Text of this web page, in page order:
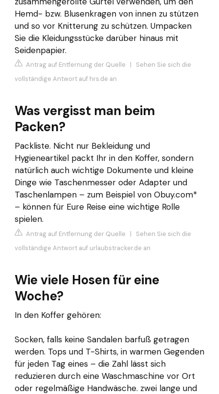
Hemd- bzw. Blusenkragen von innen zu stützen
und so vor Knitterung zu schützen. Umpacken
Sie die Kleidungsstücke darüber hinaus mit
Seidenpapier.
Antrag auf Entfernung der Quelle | Sehen Sie sich die
vollständige Antwort auf hrs.de an
Was vergisst man beim
Packen?
Packliste. Nicht nur Bekleidung und
Hygieneartikel packt Ihr in den Koffer, sondern
natürlich auch wichtige Dokumente und kleine
Dinge wie Taschenmesser oder Adapter und
Taschenlampen – zum Beispiel von Obuy.com*
– können für Eure Reise eine wichtige Rolle
spielen.
Antrag auf Entfernung der Quelle | Sehen Sie sich die
vollständige Antwort auf urlaubstracker.de an
Wie viele Hosen für eine
Woche?
In den Koffer gehören:
Socken, falls keine Sandalen barfuß getragen
werden. Tops und T-Shirts, in warmen Gegenden
für jeden Tag eines – die Zahl lässt sich
reduzieren durch eine Waschmaschine vor Ort
oder regelmäßige Handwäsche. zwei lange und